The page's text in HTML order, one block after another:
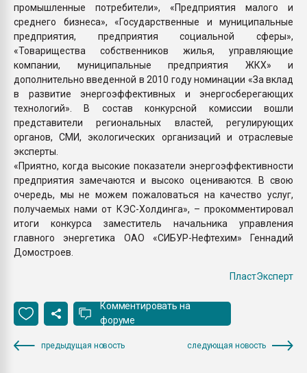
промышленные потребители», «Предприятия малого и
среднего бизнеса», «Государственные и муниципальные
предприятия, предприятия социальной сферы»,
«Товарищества собственников жилья, управляющие
компании, муниципальные предприятия ЖКХ» и
дополнительно введенной в 2010 году номинации «За вклад
в развитие энергоэффективных и энергосберегающих
технологий». В состав конкурсной комиссии вошли
представители региональных властей, регулирующих
органов, СМИ, экологических организаций и отраслевые
эксперты.
«Приятно, когда высокие показатели энергоэффективности
предприятия замечаются и высоко оцениваются. В свою
очередь, мы не можем пожаловаться на качество услуг,
получаемых нами от КЭС-Холдинга», – прокомментировал
итоги конкурса заместитель начальника управления
главного энергетика ОАО «СИБУР-Нефтехим» Геннадий
Домостроев.
ПластЭксперт
Комментировать на
форуме
предыдущая новость следующая новость